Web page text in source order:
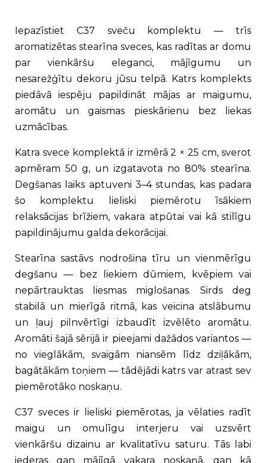
Iepazīstiet C37 sveču komplektu — trīs
aromatizētas stearīna sveces, kas radītas ar domu
par vienkāršu eleganci, mājīgumu un
nesarežģītu dekoru jūsu telpā. Katrs komplekts
piedāvā iespēju papildināt mājas ar maigumu,
aromātu un gaismas pieskārienu bez liekas
uzmācības.
Katra svece komplektā ir izmērā 2 × 25 cm, sverot
apmēram 50 g, un izgatavota no 80% stearīna.
Degšanas laiks aptuveni 3–4 stundas, kas padara
šo komplektu lieliski piemērotu īsākiem
relaksācijas brīžiem, vakara atpūtai vai kā stilīgu
papildinājumu galda dekorācijai.
Stearīna sastāvs nodrošina tīru un vienmērīgu
degšanu — bez liekiem dūmiem, kvēpiem vai
nepārtrauktas liesmas miglošanas. Sirds deg
stabilā un mierīgā ritmā, kas veicina atslābumu
un ļauj pilnvērtīgi izbaudīt izvēlēto aromātu.
Aromāti šajā sērijā ir pieejami dažādos variantos —
no vieglākām, svaigām niansēm līdz dziļākām,
bagātākām toņiem — tādējādi katrs var atrast sev
piemērotāko noskaņu.
C37 sveces ir lieliski piemērotas, ja vēlaties radīt
maigu un omulīgu interjeru vai uzsvērt
vienkāršu dizainu ar kvalitatīvu saturu. Tās labi
iederas gan mājīgā vakara noskaņā, gan kā